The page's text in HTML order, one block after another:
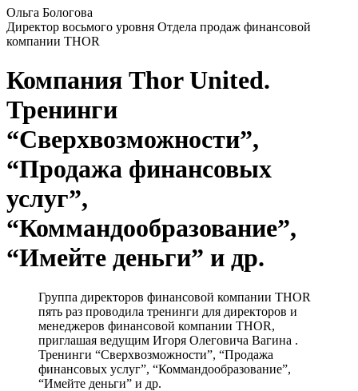
Ольга Бологова
Директор восьмого уровня Отдела продаж финансовой
компании THOR
Компания Thor United.
Тренинги
“Сверхвозможности”,
“Продажа финансовых
услуг”,
“Коммандообразование”,
“Имейте деньги” и др.
Группа директоров финансовой компании THOR
пять раз проводила тренинги для директоров и
менеджеров финансовой компании THOR,
приглашая ведущим Игоря Олеговича Вагина .
Тренинги “Сверхвозможности”, “Продажа
финансовых услуг”, “Коммандообразование”,
“Имейте деньги” и др.